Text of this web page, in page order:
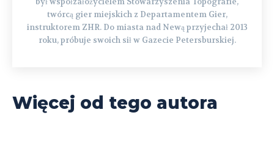
twórcą gier miejskich z Departamentem Gier,
instruktorem ZHR. Do miasta nad Newą przyjechał 2013
roku, próbuje swoich sił w Gazecie Petersburskiej.
Więcej od tego autora